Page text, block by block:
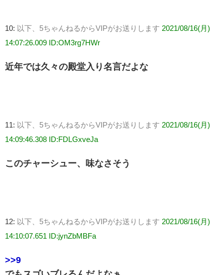
10: 以下、5ちゃんねるからVIPがお送りします 2021/08/16(月)
14:07:26.009 ID:OM3rg7HWr
近年では久々の殿堂入り名言だよな
11: 以下、5ちゃんねるからVIPがお送りします 2021/08/16(月)
14:09:46.308 ID:FDLGxveJa
このチャーシュー、味なさそう
12: 以下、5ちゃんねるからVIPがお送りします 2021/08/16(月)
14:10:07.651 ID:jynZbMBFa
>>9